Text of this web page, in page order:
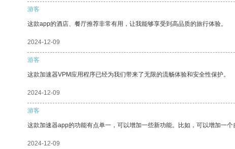
游客
这款app的酒店、餐厅推荐非常有用，让我能够享受到高品质的旅行体验。
2024-12-09
游客
这款加速器VPM应用程序已经为我们带来了无限的流畅体验和安全性保护。
2024-12-09
游客
这款加速器app的功能有点单一，可以增加一些新功能。比如，可以增加一
2024-12-09